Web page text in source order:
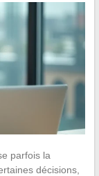
parfois la
décisions,